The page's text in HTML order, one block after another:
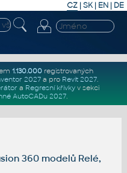
CZ | SK| EN | DE
1.130.000registrovaných
2027a pro Revit 2027.
a Regresní křivkyv sekci
AutoCADu 2027.
360 modelů Relé,